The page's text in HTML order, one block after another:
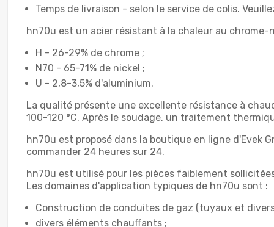
Temps de livraison - selon le service de colis.
hn70u est un acier résistant à la chaleur au
H - 26-29% de chrome ;
N70 - 65-71% de nickel ;
U - 2,8-3,5% d'aluminium.
La qualité présente une excellente résistance à
100-120 °C. Après le soudage, un traitement
hn70u est proposé dans la boutique en ligne d'Evek
commander 24 heures sur 24.
hn70u est utilisé pour les pièces faiblement
Les domaines d'application typiques de hn70u sont :
Construction de conduites de gaz (tuyaux et
divers éléments chauffants ;